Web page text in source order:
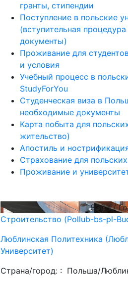
гранты, стипендии
Поступление в польские
(вступительная
документы)
Проживание для
и условия
Учебный процесс в
StudyForYou
Студенческая виза в
необходимые документы
Карта побыта для
жительство)
Апостиль и
Страхование для
Проживание и
830€/
Строительство (Pollub-bs-pl-
Люблинская Политехника
Университет)
Страна/город: : Польша/